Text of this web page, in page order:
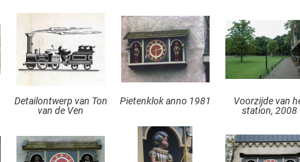
Detailontwerp van Ton
van de Ven
Pietenklok anno 1981
Voorzijde van
station, 2008